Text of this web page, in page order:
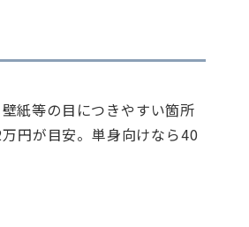
紙等の目につきやすい箇所
円が目安。単身向けなら40